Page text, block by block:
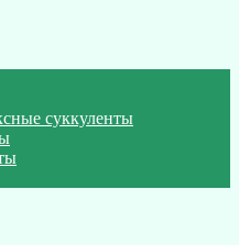
суккуленты